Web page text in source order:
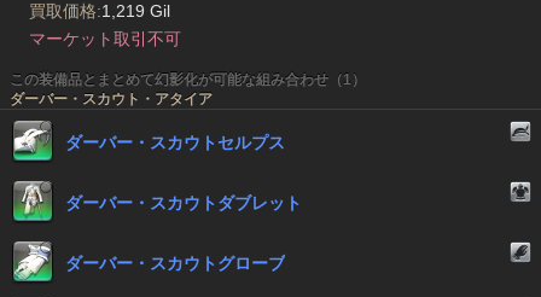
買取価格:1,219 Gil
マーケット取引不可
この装備品とまとめて幻影化が可能な組み合わせ（1）
ダーバー・スカウト・アタイア
ダーバー・スカウトセルプス
ダーバー・スカウトダブレット
ダーバー・スカウトグローブ